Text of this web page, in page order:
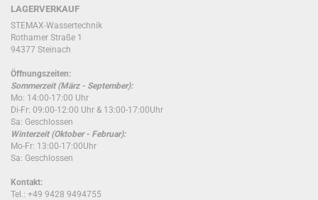
LAGERVERKAUF
STEMAX-Wassertechnik
Rothamer Straße 1
94377 Steinach
Öffnungszeiten:
Sommerzeit (März - September):
Mo: 14:00-17:00 Uhr
Di-Fr: 09:00-12:00 Uhr & 13:00-17:00Uhr
Sa: Geschlossen
Winterzeit (Oktober - Februar):
Mo-Fr: 13:00-17:00Uhr
Sa: Geschlossen
Kontakt:
Tel.: +49 9428 9494755